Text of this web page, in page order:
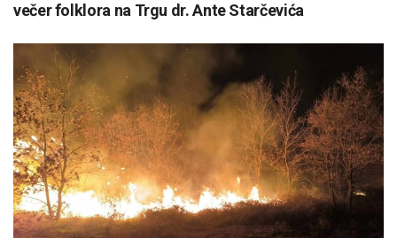
večer folklora na Trgu dr. Ante Starčevića